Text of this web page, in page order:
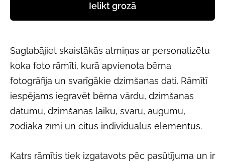
Ielikt grozā
Saglabājiet skaistākās atmiņas ar personalizētu
koka foto rāmīti, kurā apvienota bērna
fotogrāfija un svarīgākie dzimšanas dati. Rāmītī
iespējams iegravēt bērna vārdu, dzimšanas
datumu, dzimšanas laiku, svaru, augumu,
zodiaka zīmi un citus individuālus elementus.
Katrs rāmītis tiek izgatavots pēc pasūtījuma un ir